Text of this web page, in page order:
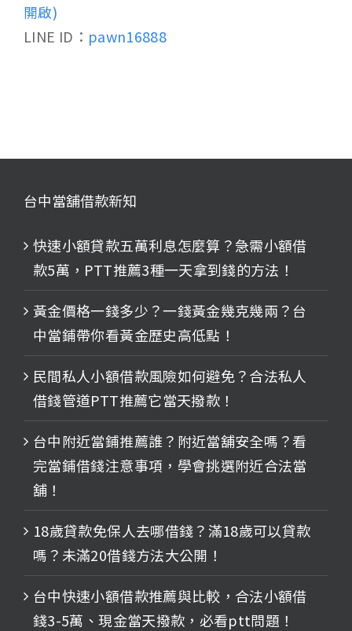
開啟)
LINE ID： pawn16888
台中當舖借款新知
快速小額貸款五萬利息怎麼算？急需小額借
款5萬，PTT推薦3種一天拿到錢的方法！
黃金價格一錢多少？一錢黃金幾克幾兩？台
中當鋪帶你看黃金歷史高低點！
民間私人小額借款風險如何避免？合法私人
借錢管道PTT推薦它當天撥款！
台中附近當鋪推薦誰？附近當舖安全嗎？看
完當鋪借錢注意事項，學會挑選附近合法當
舖！
18歲貸款免保人去哪借錢？滿18歲可以貸款
嗎？未滿20借錢方法大公開！
台中快速小額借款推薦與比較，合法小額借
錢3-5萬、現金當天撥款，必看ptt問題！